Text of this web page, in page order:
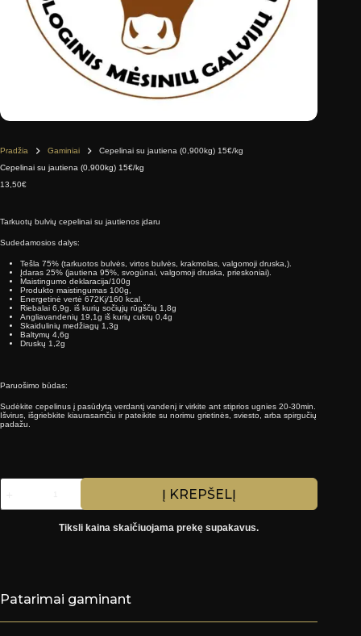
Pradžia Gaminiai
Cepelinai su jautiena (0,900kg) 15€/kg
Cepelinai su jautiena (0,900kg) 15€/kg
13,50€
Tarkuotų bulvių cepelinai su jautienos įdaru
Sudedamosios dalys:
Tešla 75% (tarkuotos bulvės, virtos bulvės, krakmolas, valgomoji druska,).
Įdaras 25% (jautiena 95%, svogūnai, valgomoji druska, prieskoniai).
Maistingumo deklaracija/100g
Produkto maistingumas 100g,
Energetinė vertė 672Kj/160 kcal.
Riebalai 6,9g. iš kurių sočiųjų rūgščių 1,8g
Angliavandenių 19,1g iš kurių cukrų 0,4g
Skaidulinių medžiagų 1,3g
Baltymų 4,6g
Druskų 1,2g
Paruošimo būdas:
Sudėkite cepelinus į pasūdytą verdantį vandenį ir virkite ant stiprios ugnies 20-30min.
Išvirus, išgriebkite kiaurasamčiu ir pateikite su norimu grietinės, sviesto, arba spirgučių
padažu.
produkto
Cepelinai
Į KREPŠELĮ
Tiksli kaina skaičiuojama prekę supakavus.
Patarimai gaminant